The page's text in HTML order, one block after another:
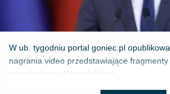
W ub. tygodniu portal goniec.pl
nagrania video przedstawiające
przesłuchania Kaczyńskiego...